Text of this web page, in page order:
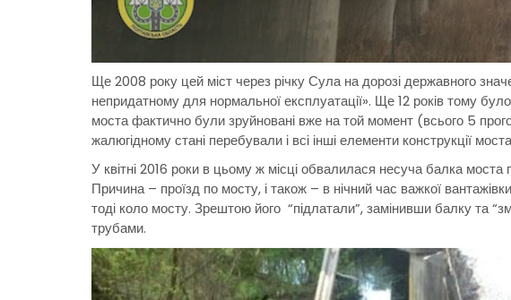
Ще 2008 року цей міст через річку Сула на дорозі державного
непридатному для нормальної експлуатації». Ще 12 років тому
моста фактично були зруйновані вже на той момент (всього 5
жалюгідному стані перебували і всі інші елементи конструкції
У квітні 2016 роки в цьому ж місці обвалилася несуча балка
Причина – проїзд по мосту, і також – в нічний час важкої
тоді коло мосту. Зрештою його “підлатали”, замінивши балку та
трубами.